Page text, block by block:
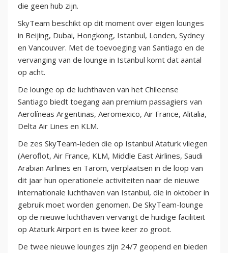
die geen hub zijn.
SkyTeam beschikt op dit moment over eigen lounges
in Beijing, Dubai, Hongkong, Istanbul, Londen, Sydney
en Vancouver. Met de toevoeging van Santiago en de
vervanging van de lounge in Istanbul komt dat aantal
op acht.
De lounge op de luchthaven van het Chileense
Santiago biedt toegang aan premium passagiers van
Aerolíneas Argentinas, Aeromexico, Air France, Alitalia,
Delta Air Lines en KLM.
De zes SkyTeam-leden die op Istanbul Ataturk vliegen
(Aeroflot, Air France, KLM, Middle East Airlines, Saudi
Arabian Airlines en Tarom, verplaatsen in de loop van
dit jaar hun operationele activiteiten naar de nieuwe
internationale luchthaven van Istanbul, die in oktober in
gebruik moet worden genomen. De SkyTeam-lounge
op de nieuwe luchthaven vervangt de huidige faciliteit
op Ataturk Airport en is twee keer zo groot.
De twee nieuwe lounges zijn 24/7 geopend en bieden